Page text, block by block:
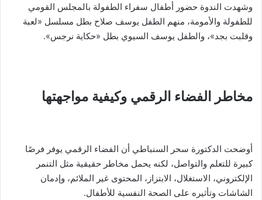
وشهدت الندوة حضور أطفال سفراء الطفولة بالمجلس القومي
للطفولة والأمومة، منهم الطفل يوسف صلاح بطل مسلسل «لعبة
وقلبت بجد»، والطفل يوسف السيوي بطل «حكاية نرجس».
مخاطر الفضاء الرقمي وكيفية مواجهتها
أوضحت الدكتورة سحر السنباطي أن الفضاء الرقمي يوفر فرصًا
كبيرة للتعلم والتواصل، لكنه يحمل مخاطر حقيقية مثل التنمر
الإلكتروني، الاستغلال، الابتزاز، المحتوى غير الملائم، وإدمان
الشاشات وتأثيره على الصحة النفسية للأطفال.